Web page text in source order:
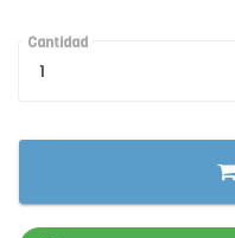
Cantidad